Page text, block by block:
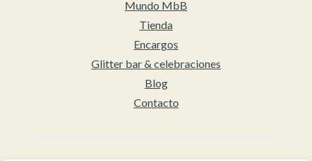
Mundo MbB
Tienda
Encargos
Glitter bar & celebraciones
Blog
Contacto